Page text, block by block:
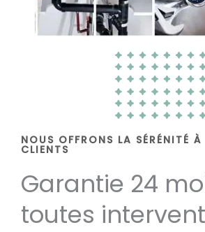
NOUS OFFRONS LA SÉRÉNITÉ À
CLIENTS
Garantie 24
toutes